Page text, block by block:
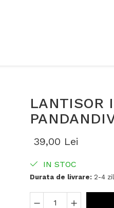
LANTISOR
39,00 Lei
IN STOC
Durata de livrare:2-4